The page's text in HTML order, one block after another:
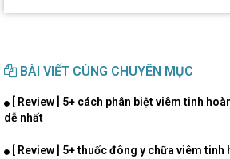
BÀI VIẾT CÙNG CHUYÊN MỤC
[ Review ] 5+ cách phân biệt viêm tinh
dễ nhất
[ Review ] 5+ thuốc đông y chữa viêm tinh